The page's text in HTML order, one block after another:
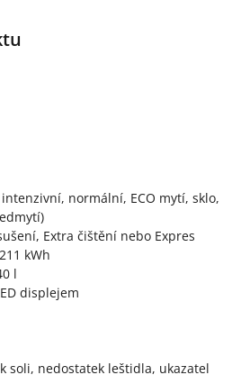
normální, ECO mytí, sklo,
Extra čištění nebo Expres
kWh
l
displejem
soli, nedostatek leštidla, ukazatel